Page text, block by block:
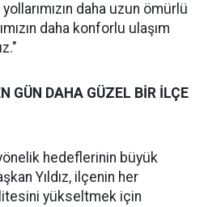
daha uzun ömürlü
daha konforlu ulaşım
GÜN DAHA GÜZEL BİR İLÇE
hedeflerinin büyük
Yıldız, ilçenin her
yükseltmek için